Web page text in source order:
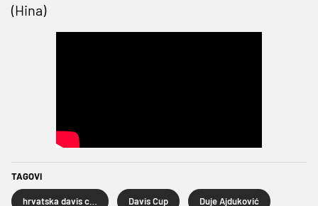
(Hina)
TAGOVI
Davis Cup Duje Ajduković